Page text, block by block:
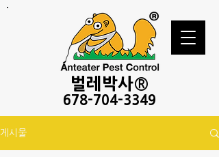
벌레 박사®
678-704-3349
게시물